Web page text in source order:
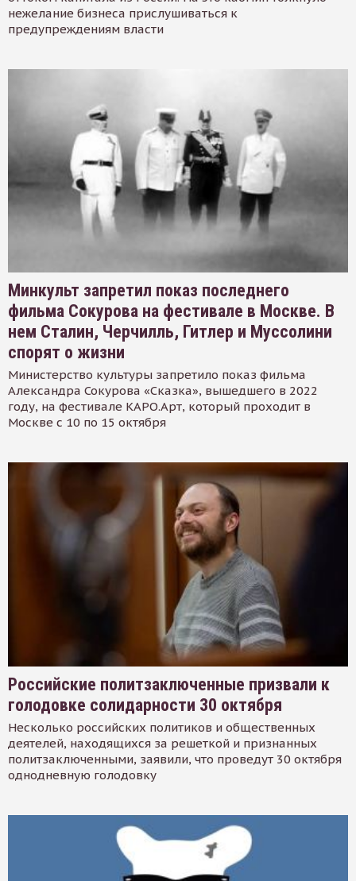
нежелание бизнеса прислушиваться к
предупреждениям власти
Минкульт запретил показ последнего
фильма Сокурова на фестивале в Москве. В
нем Сталин, Черчилль, Гитлер и Муссолини
спорят о жизни
Министерство культуры запретило показ фильма
Александра Сокурова «Сказка», вышедшего в 2022
году, на фестивале КАРО.Арт, который проходит в
Москве с 10 по 15 октября
Российские политзаключенные призвали к
голодовке солидарности 30 октября
Несколько российских политиков и общественных
деятелей, находящихся за решеткой и признанных
политзаключенными, заявили, что проведут 30 октября
однодневную голодовку